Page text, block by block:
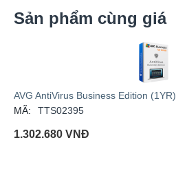
Sản phẩm cùng giá
AVG AntiVirus Business Edition (1YR)
MÃ:
TTS02395
1.302.680 VNĐ